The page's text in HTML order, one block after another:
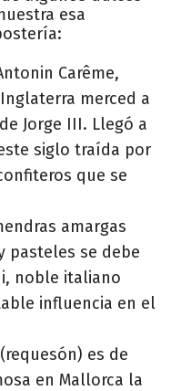
esa
Carême,
merced a
Jorge III. Llegó a
siglo traída por
que se
amargas
pasteles se debe
noble italiano
influencia en el
(requesón) es de
en Mallorca la